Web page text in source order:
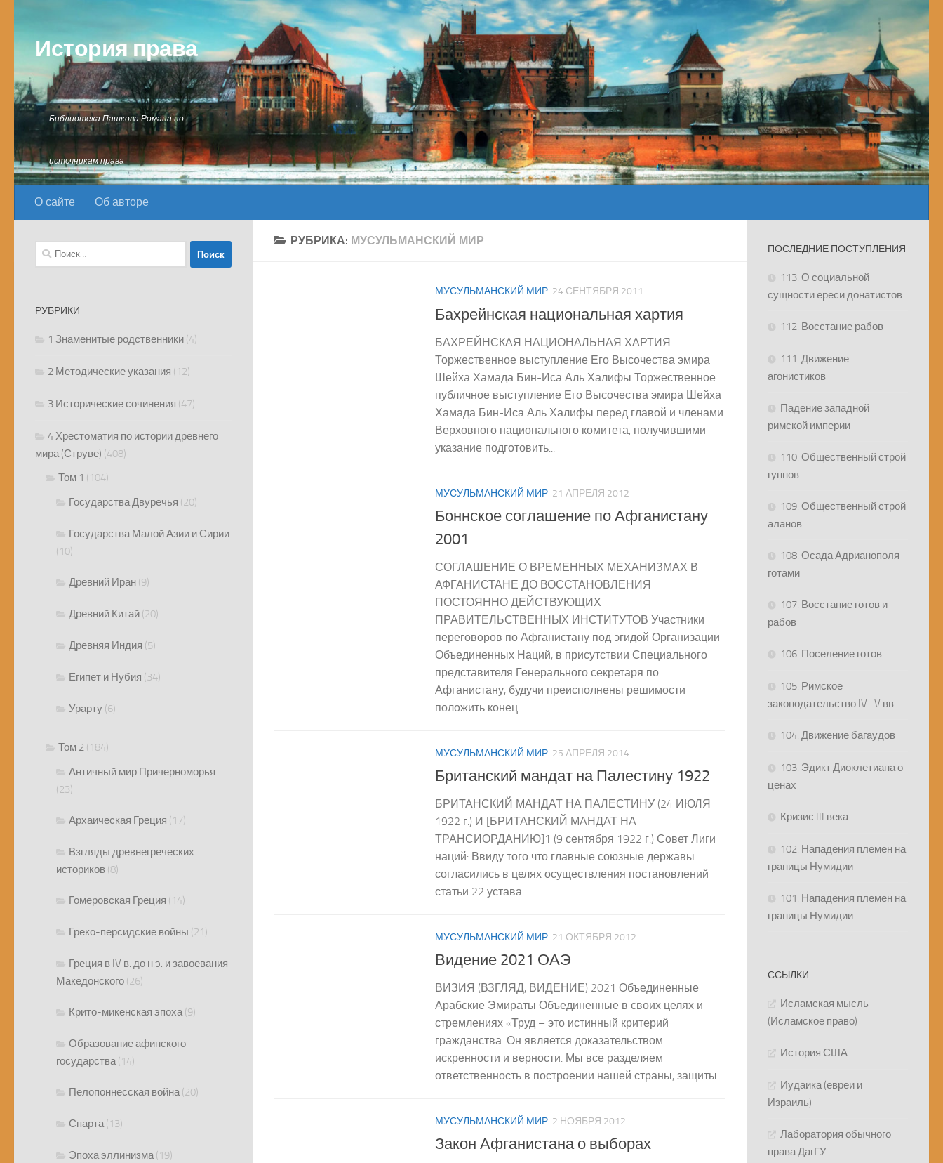
Перейти к содержимому
История права
Библиотека Пашкова Романа по
источникам права
О сайте Об авторе
РУБРИКА: МУСУЛЬМАНСКИЙ МИР
МУСУЛЬМАНСКИЙ МИР 24 СЕНТЯБРЯ 2011
Бахрейнская национальная хартия
БАХРЕЙНСКАЯ НАЦИОНАЛЬНАЯ ХАРТИЯ.
Торжественное выступление Его Высочества эмира
Шейха Хамада Бин-Иса Аль Халифы Торжественное
публичное выступление Его Высочества эмира Шейха
Хамада Бин-Иса Аль Халифы перед главой и членами
Верховного национального комитета, получившими
указание подготовить...
МУСУЛЬМАНСКИЙ МИР 21 АПРЕЛЯ 2012
Боннское соглашение по Афганистану
2001
СОГЛАШЕНИЕ О ВРЕМЕННЫХ МЕХАНИЗМАХ В
АФГАНИСТАНЕ ДО ВОССТАНОВЛЕНИЯ
ПОСТОЯННО ДЕЙСТВУЮЩИХ
ПРАВИТЕЛЬСТВЕННЫХ ИНСТИТУТОВ Участники
переговоров по Афганистану под эгидой Организации
Объединенных Наций, в присутствии Специального
представителя Генерального секретаря по
Афганистану, будучи преисполнены решимости
положить конец...
МУСУЛЬМАНСКИЙ МИР 25 АПРЕЛЯ 2014
Британский мандат на Палестину 1922
БРИТАНСКИЙ МАНДАТ НА ПАЛЕСТИНУ (24 ИЮЛЯ
1922 г.) И [БРИТАНСКИЙ МАНДАТ НА
ТРАНСИОРДАНИЮ]1 (9 сентября 1922 г.) Совет Лиги
наций: Ввиду того что главные союзные державы
согласились в целях осуществления постановлений
статьи 22 устава...
МУСУЛЬМАНСКИЙ МИР 21 ОКТЯБРЯ 2012
Видение 2021 ОАЭ
ВИЗИЯ (ВЗГЛЯД, ВИДЕНИЕ) 2021 Объединенные
Арабские Эмираты Объединенные в своих целях и
стремлениях «Труд – это истинный критерий
гражданства. Он является доказательством
искренности и верности. Мы все разделяем
ответственность в построении нашей страны, защиты...
МУСУЛЬМАНСКИЙ МИР 2 НОЯБРЯ 2012
Закон Афганистана о выборах
Найти:
РУБРИКИ
1 Знаменитые родственники (4)
2 Методические указания (12)
3 Исторические сочинения (47)
4 Хрестоматия по истории древнего
мира (Струве) (408)
Том 1 (104)
Государства Двуречья (20)
Государства Малой Азии и Сирии
(10)
Древний Иран (9)
Древний Китай (20)
Древняя Индия (5)
Египет и Нубия (34)
Урарту (6)
Том 2 (184)
Античный мир Причерноморья
(23)
Архаическая Греция (17)
Взгляды древнегреческих
историков (8)
Гомеровская Греция (14)
Греко-персидские войны (21)
Греция в IV в. до н.э. и завоевания
Македонского (26)
Крито-микенская эпоха(9)
Образование афинского
государства(14)
Пелопоннесская война(20)
Спарта(13)
Эпоха эллинизма(19)
ПОСЛЕДНИЕ ПОСТУПЛЕНИЯ
113. О социальной
сущности ереси донатистов
112. Восстание рабов
111. Движение
агонистиков
Падение западной
римской империи
110. Общественный строй
гуннов
109. Общественный строй
аланов
108. Осада Адрианополя
готами
107. Восстание готов и
рабов
106. Поселение готов
105. Римское
законодательство IV–V вв
104. Движение багаудов
103. Эдикт Диоклетиана о
ценах
Кризис III века
102. Нападения племен на
границы Нумидии
101. Нападения племен на
границы Нумидии
ССЫЛКИ
Исламская мысль
(Исламское право)
История США
Иудаика (евреи и
Израиль)
Лаборатория обычного
права ДагГУ